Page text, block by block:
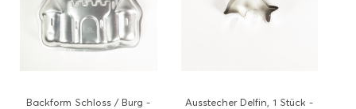
Backform Schloss / Burg -
Ausstecher Delfin, 1 Stück -